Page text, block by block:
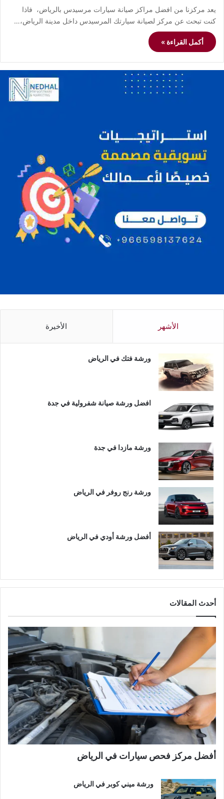
يعد مركزنا من افضل مراكز صيانة سيارات مرسيدس بالرياض، فاذا
كنت تبحث عن مركز لصيانة سيارتك المرسيدس داخل مدينة الرياض،…
أكمل القراءة »
الأشهر الأخيرة
ورشة فتك في الرياض
افضل ورشة صيانة شفرولية في جدة
ورشة مازدا في جدة
ورشة رنج روفر في الرياض
أفضل ورشة أودي في الرياض
أحدث المقالات
أفضل مركز فحص سيارات في الرياض
ورشة ميني كوبر في الرياض